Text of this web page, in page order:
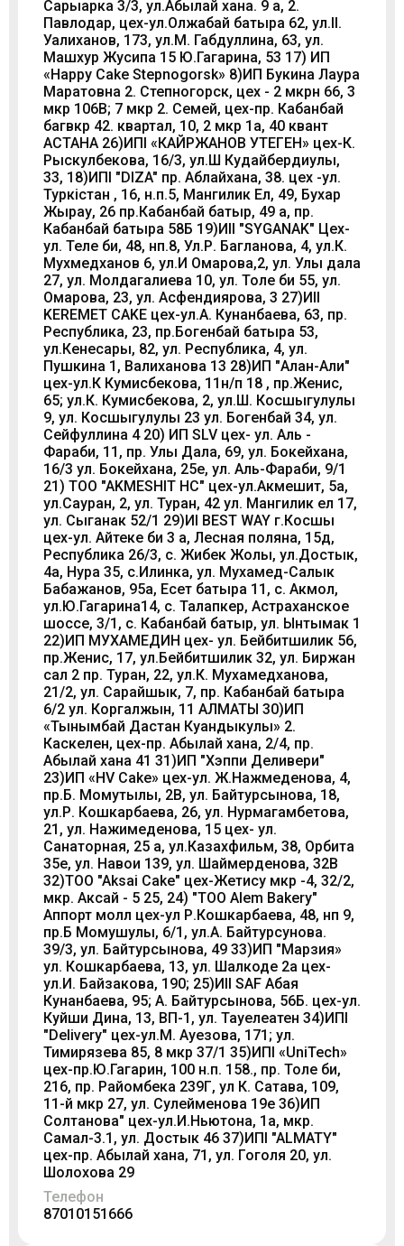
Сарыарка 3/3, ул.Абылай хана. 9 а, 2.
Павлодар, цех-ул.Олжабай батыра 62, ул.ІІ.
Уалиханов, 173, ул.М. Габдуллина, 63, ул.
Машхур Жусипа 15 Ю.Гагарина, 53 17) ИП
«Happy Cake Stepnogorsk» 8)ИП Букина Лаура
Маратовна 2. Степногорск, цех - 2 мкрн 66, 3
мкр 106В; 7 мкр 2. Семей, цех-пр. Кабанбай
багвкр 42. квартал, 10, 2 мкр 1а, 40 квант
АСТАНА 26)ИПІ «КАЙРЖАНОВ УТЕГЕН» цех-К.
Рыскулбекова, 16/3, ул.Ш Кудайбердиулы,
33, 18)ИПI "DIZA" пр. Аблайхана, 38. цех -ул.
Туркістан , 16, н.п.5, Мангилик Ел, 49, Бухар
Жырау, 26 пр.Кабанбай батыр, 49 а, пр.
Кабанбай батыра 58Б 19)ИII "SYGANAK" Цех-
ул. Теле би, 48, нп.8, Ул.Р. Багланова, 4, ул.К.
Мухмедханов 6, ул.И Омарова,2, ул. Улы дала
27, ул. Молдагалиева 10, ул. Толе би 55, ул.
Омарова, 23, ул. Асфендиярова, 3 27)ИII
KEREMET CAKE цех-ул.А. Кунанбаева, 63, пр.
Республика, 23, пр.Богенбай батыра 53,
ул.Кенесары, 82, ул. Республика, 4, ул.
Пушкина 1, Валиханова 13 28)ИП "Алан-Али"
цех-ул.К Кумисбекова, 11н/п 18 , пр.Женис,
65; ул.К. Кумисбекова, 2, ул.Ш. Косшыгулулы
9, ул. Косшыгулулы 23 ул. Богенбай 34, ул.
Сейфуллина 4 20) ИП SLV цех- ул. Аль -
Фараби, 11, пр. Улы Дала, 69, ул. Бокейхана,
16/3 ул. Бокейхана, 25е, ул. Аль-Фараби, 9/1
21) TOO "AKMESHIT HC" цех-ул.Акмешит, 5а,
ул.Сауран, 2, ул. Туран, 42 ул. Мангилик ел 17,
ул. Сыганак 52/1 29)ИI BEST WAY г.Косшы
цех-ул. Айтеке би 3 а, Лесная поляна, 15д,
Республика 26/3, с. Жибек Жолы, ул.Достык,
4а, Нура 35, с.Илинка, ул. Мухамед-Салык
Бабажанов, 95а, Есет батыра 11, с. Акмол,
ул.Ю.Гагарина14, с. Талапкер, Астраханское
шоссе, 3/1, с. Кабанбай батыр, ул. Ынтымак 1
22)ИП МУХАМЕДИН цех- ул. Бейбитшилик 56,
пр.Женис, 17, ул.Бейбитшилик 32, ул. Биржан
сал 2 пр. Туран, 22, ул.К. Мухамедханова,
21/2, ул. Сарайшык, 7, пр. Кабанбай батыра
6/2 ул. Коргалжын, 11 АЛМАТЫ 30)ИП
«Тынымбай Дастан Куандыкулы» 2.
Каскелен, цех-пр. Абылай хана, 2/4, пр.
Абылай хана 41 31)ИП "Хэппи Деливери"
23)ИП «HV Cake» цех-ул. Ж.Нажмеденова, 4,
пр.Б. Момутылы, 2В, ул. Байтурсынова, 18,
ул.Р. Кошкарбаева, 26, ул. Нурмагамбетова,
21, ул. Нажимеденова, 15 цех- ул.
Санаторная, 25 а, ул.Казахфильм, 38, Орбита
35е, ул. Навои 139, ул. Шаймерденова, 32В
32)TOO "Aksai Cake" цех-Жетису мкр -4, 32/2,
мкр. Аксай - 5 25, 24) "TOO Alem Bakery"
Аппорт молл цех-ул Р.Кошкарбаева, 48, нп 9,
пр.Б Момушулы, 6/1, ул.А. Байтурсунова.
39/3, ул. Байтурсынова, 49 33)ИП "Марзия»
ул. Кошкарбаева, 13, ул. Шалкоде 2а цех-
ул.И. Байзакова, 190; 25)ИII SAF Абая
Кунанбаева, 95; А. Байтурсынова, 56Б. цех-ул.
Куйши Дина, 13, ВП-1, ул. Тауелеатен 34)ИПI
"Delivery" цех-ул.М. Ауезова, 171; ул.
Тимирязева 85, 8 мкр 37/1 35)ИПI «UniTech»
цех-пр.Ю.Гагарин, 100 н.п. 158., пр. Толе би,
216, пр. Райомбека 239Г, ул К. Сатава, 109,
11-й мкр 27, ул. Сулейменова 19е 36)ИП
Солтанова" цех-ул.И.Ньютона, 1а, мкр.
Самал-3.1, ул. Достык 46 37)ИПI "ALMATY"
цех-пр. Абылай хана, 71, ул. Гоголя 20, ул.
Шолохова 29
Телефон
87010151666